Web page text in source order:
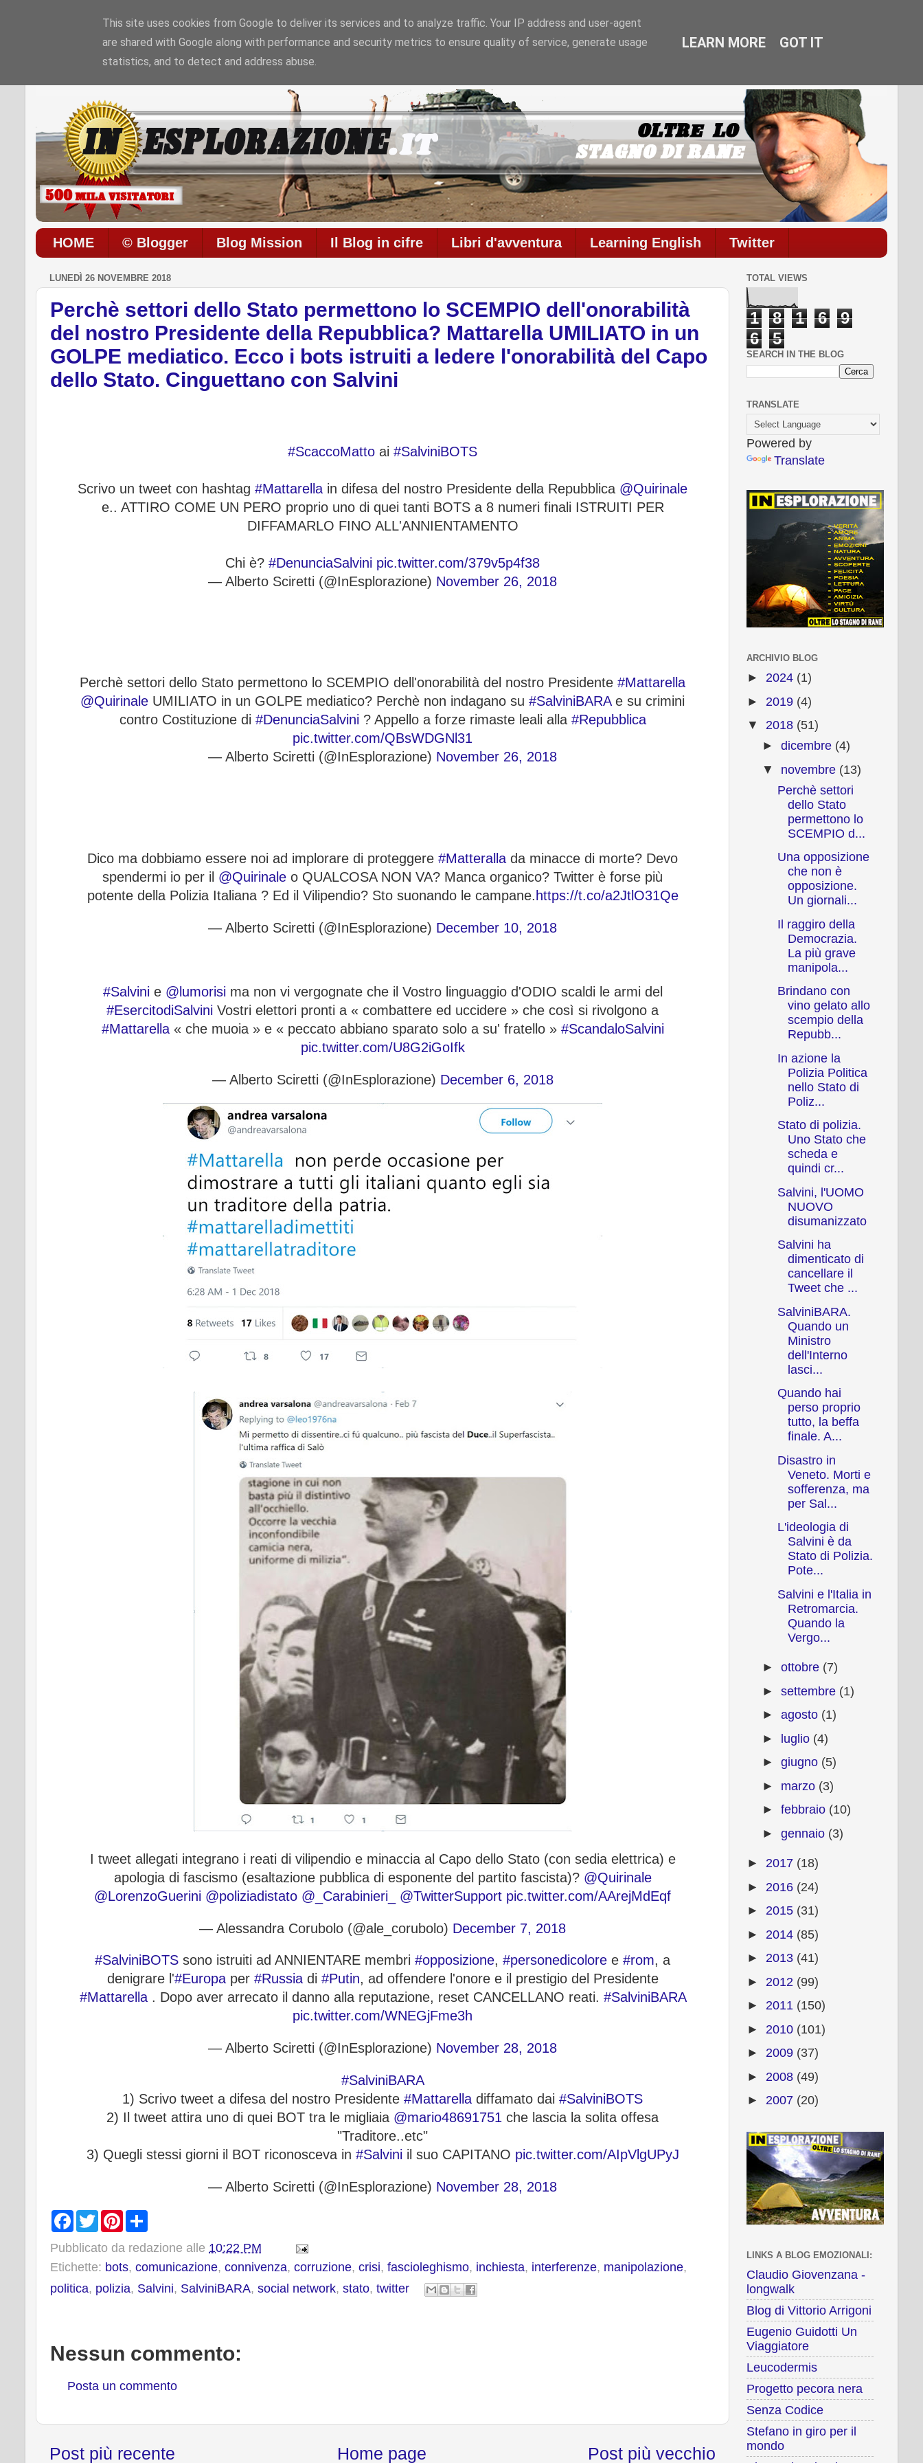
11:52:32 PM diGiovedì 06 / 08 / 2026
HOME © Blogger Blog Mission Il Blog in cifre Libri d'avventura Learning English Twitter
LUNEDÌ 26 NOVEMBRE 2018
Perchè settori dello Stato permettono lo SCEMPIO dell'onorabilità
del nostro Presidente della Repubblica? Mattarella UMILIATO in un
GOLPE mediatico. Ecco i bots istruiti a ledere l'onorabilità del Capo
dello Stato. Cinguettano con Salvini
#ScaccoMatto ai #SalviniBOTS
Scrivo un tweet con hashtag #Mattarella in difesa del nostro Presidente della Repubblica @Quirinale
e.. ATTIRO COME UN PERO proprio uno di quei tanti BOTS a 8 numeri finali ISTRUITI PER
DIFFAMARLO FINO ALL'ANNIENTAMENTO
Chi è? #DenunciaSalvini pic.twitter.com/379v5p4f38
— Alberto Sciretti (@InEsplorazione) November 26, 2018
Perchè settori dello Stato permettono lo SCEMPIO dell'onorabilità del nostro Presidente #Mattarella
@Quirinale UMILIATO in un GOLPE mediatico? Perchè non indagano su #SalviniBARAe su crimini
contro Costituzione di #DenunciaSalvini ? Appello a forze rimaste leali alla #Repubblica
pic.twitter.com/QBsWDGNl31
— Alberto Sciretti (@InEsplorazione) November 26, 2018
Dico ma dobbiamo essere noi ad implorare di proteggere #Matteralla da minacce di morte? Devo
spendermi io per il @Quirinale o QUALCOSA NON VA? Manca organico? Twitter è forse più
potente della Polizia Italiana ? Ed il Vilipendio? Sto suonando le campane. https://t.co/a2JtlO31Qe
— Alberto Sciretti (@InEsplorazione) December 10, 2018
#Salvini e @lumorisi ma non vi vergognate che il Vostro linguaggio d'ODIO scaldi le armi del
#EsercitodiSalvini Vostri elettori pronti a « combattere ed uccidere » che così si rivolgono a
#Mattarella« che muoia » e « peccato abbiano sparato solo a su' fratello » #ScandaloSalvini
pic.twitter.com/U8G2iGoIfk
— Alberto Sciretti (@InEsplorazione) December 6, 2018
I tweet allegati integrano i reati di vilipendio e minaccia al Capo dello Stato (con sedia elettrica) e
apologia di fascismo (esaltazione pubblica di esponente del partito fascista)? @Quirinale
@LorenzoGuerini @poliziadistato @_Carabinieri_ @TwitterSupport pic.twitter.com/AArejMdEqf
— Alessandra Corubolo (@ale_corubolo) December 7, 2018
#SalviniBOTS sono istruiti ad ANNIENTARE membri #opposizione, #personedicolore e #rom, a
denigrare l'#Europaper #Russiadi #Putin, ad offendere l'onore e il prestigio del Presidente
#Mattarella. Dopo aver arrecato il danno alla reputazione, reset CANCELLANO reati. #SalviniBARA
pic.twitter.com/WNEGjFme3h
— Alberto Sciretti (@InEsplorazione) November 28, 2018
#SalviniBARA
1) Scrivo tweet a difesa del nostro Presidente #Mattarella diffamato dai #SalviniBOTS
2) Il tweet attira uno di quei BOT tra le migliaia @mario48691751 che lascia la solita offesa
"Traditore..etc"
3) Quegli stessi giorni il BOT riconosceva in #Salvini il suo CAPITANO pic.twitter.com/AIpVlgUPyJ
— Alberto Sciretti (@InEsplorazione) November 28, 2018
F
a
e
o
o
k
T
w
t
e
P
t
r
s
r
Pubblicato da redazione alle 10:22 PM
Etichette: bots, comunicazione, connivenza, corruzione, crisi, fascioleghismo, inchiesta, interferenze, manipolazione,
politica, polizia, Salvini, SalviniBARA, social network, stato, twitter
Nessun commento:
Posta un commento
Post più recente Post più vecchio
Home page
TOTAL VIEWS
1 8 1 6
9
6
5
SEARCH IN THE BLOG
TRANSLATE
Powered by
Translate
ARCHIVIO BLOG
► 2024 (1)
► 2019 (4)
▼ 2018 (51)
► dicembre (4)
▼ novembre (13)
Perchè settori
dello Stato
permettono lo
SCEMPIO d...
Una opposizione
che non è
opposizione.
Un giornali...
Il raggiro della
Democrazia.
La più grave
manipola...
Brindano con
vino gelato allo
scempio della
Repubb...
In azione la
Polizia Politica
nello Stato di
Poliz...
Stato di polizia.
Uno Stato che
scheda e
quindi cr...
Salvini, l'UOMO
NUOVO
disumanizzato
Salvini ha
dimenticato di
cancellare il
Tweet che ...
SalviniBARA.
Quando un
Ministro
dell'Interno
lasci...
Quando hai
perso proprio
tutto, la beffa
finale. A...
Disastro in
Veneto. Morti e
sofferenza, ma
per Sal...
L'ideologia di
Salvini è da
Stato di Polizia.
Pote...
Salvini e l'Italia in
Retromarcia.
Quando la
Vergo...
► ottobre (7)
► settembre (1)
► agosto (1)
► luglio (4)
► giugno (5)
► marzo (3)
► febbraio (10)
► gennaio (3)
► 2017 (18)
► 2016 (24)
► 2015 (31)
► 2014 (85)
► 2013 (41)
► 2012 (99)
► 2011 (150)
► 2010 (101)
► 2009 (37)
► 2008 (49)
► 2007 (20)
LINKS A BLOG EMOZIONALI:
Claudio Giovenzana -
longwalk
Blog di Vittorio Arrigoni
Eugenio Guidotti Un
Viaggiatore
Leucodermis
Progetto pecora nera
Senza Codice
Stefano in giro per il
mondo
This site uses cookies from Google to deliver its services and to analyze traffic. Your IP address and user-agent
are shared with Google along with performance and security metrics to ensure quality of service, generate usage
statistics, and to detect and address abuse.
LEARN MORE GOT IT